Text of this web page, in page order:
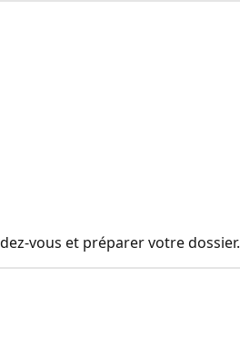
vous et préparer votre dossier.